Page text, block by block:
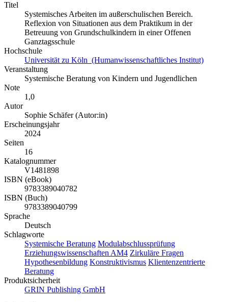
Titel
Systemisches Arbeiten im außerschulischen Bereich.
Reflexion von Situationen aus dem Praktikum in der
Betreuung von Grundschulkindern in einer Offenen
Ganztagsschule
Hochschule
Universität zu Köln (Humanwissenschaftliches Institut)
Veranstaltung
Systemische Beratung von Kindern und Jugendlichen
Note
1,0
Autor
Sophie Schäfer (Autor:in)
Erscheinungsjahr
2024
Seiten
16
Katalognummer
V1481898
ISBN (eBook)
9783389040782
ISBN (Buch)
9783389040799
Sprache
Deutsch
Schlagworte
Systemische Beratung Modulabschlussprüfung
Erziehungswissenschaften AM4 Zirkuläre Fragen
Hypothesenbildung Konstruktivismus Klientenzentrierte
Beratung
Produktsicherheit
GRIN Publishing GmbH